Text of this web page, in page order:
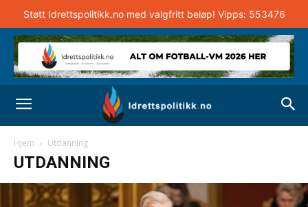
Støtt Idrettspolitikk.no med valgfritt beløp! Vipps: 553476
Hjem Utdanning
UTDANNING